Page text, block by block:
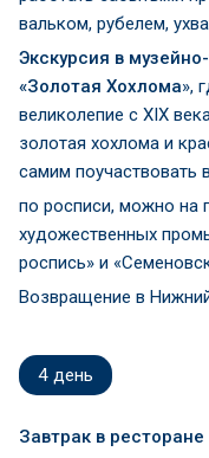
вальком, рубелем,
Экскурсия в
«Золотая Хохлома»,
великолепие с XIX
золотая хохлома и
самим поучаствовать в
по росписи, можно на
художественных
роспись» и
Возвращение в
4 день
Завтрак в